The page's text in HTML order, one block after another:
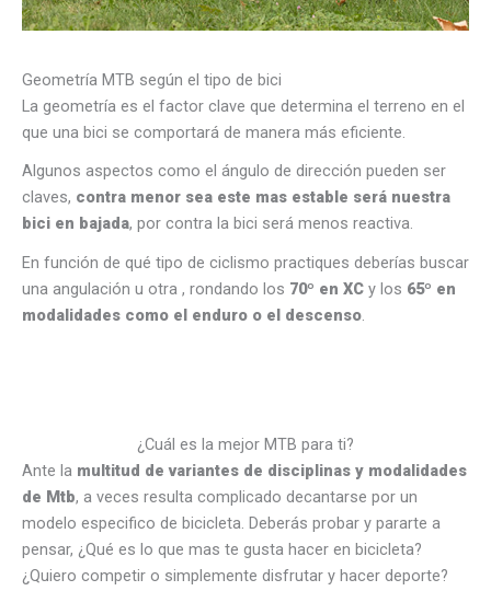
Geometría MTB según el tipo de bici
La geometría es el factor clave que determina el terreno en el
que una bici se comportará de manera más eficiente.
Algunos aspectos como el ángulo de dirección pueden ser
claves, contra menor sea este mas estable será nuestra
bici en bajada, por contra la bici será menos reactiva.
En función de qué tipo de ciclismo practiques deberías buscar
una angulación u otra , rondando los 70º en XC y los 65º en
modalidades como el enduro o el descenso.
¿Cuál es la mejor MTB para ti?
Ante la multitud de variantes de disciplinas y modalidades
de Mtb, a veces resulta complicado decantarse por un
modelo especifico de bicicleta. Deberás probar y pararte a
pensar, ¿Qué es lo que mas te gusta hacer en bicicleta?
¿Quiero competir o simplemente disfrutar y hacer deporte?